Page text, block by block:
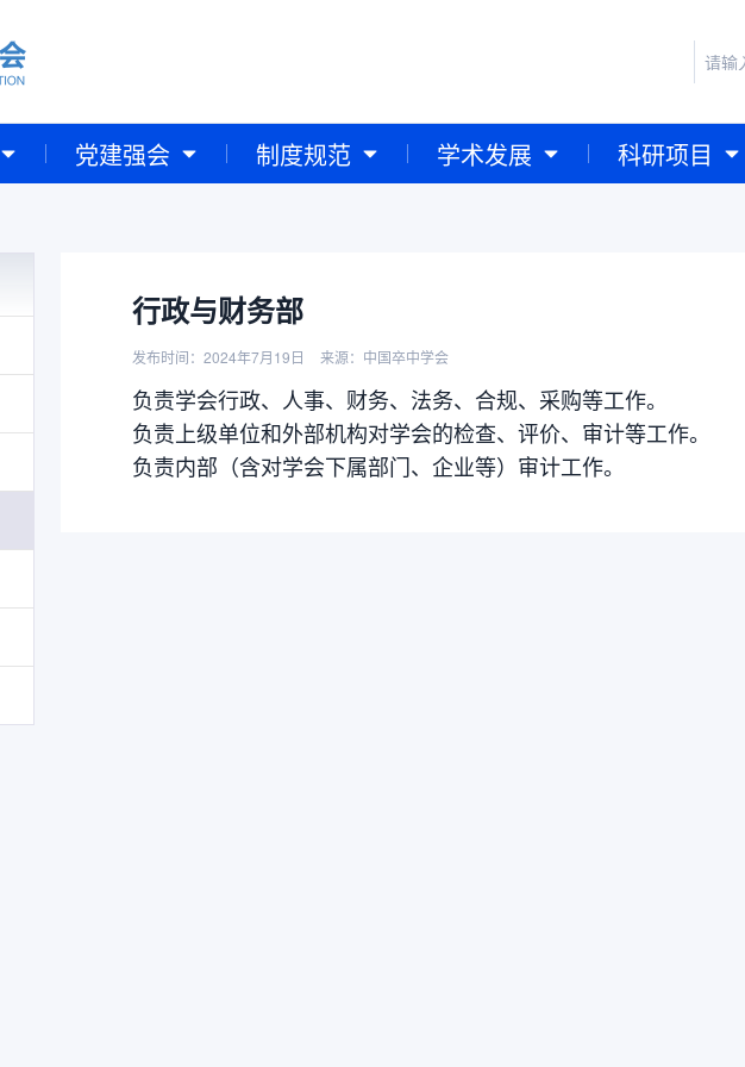
党建强会 制度规范 学术发展 科研项目
行政与财务部
发布时间：2024年7月19日 来源：中国卒中学会
负责学会行政、人事、财务、法务、合规、采购等工作。
负责上级单位和外部机构对学会的检查、评价、审计等工作。
负责内部（含对学会下属部门、企业等）审计工作。